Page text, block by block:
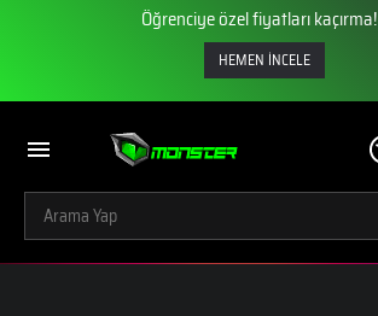
Öğrenciye özel fiyatları kaçırma!
HEMEN İNCELE